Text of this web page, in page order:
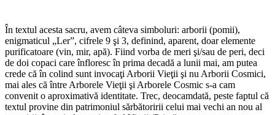
În textul acesta sacru, avem câteva simboluri: arborii (pomii),
enigmaticul „Ler”, cifrele 9 şi 3, definind, aparent, doar elemente
purificatoare (vin, mir, apă). Fiind vorba de meri şi/sau de peri, deci
de doi copaci care înfloresc în prima decadă a lunii mai, am putea
crede că în colind sunt invocaţi Arborii Vieţii şi nu Arborii Cosmici,
mai ales că între Arborele Vieţii şi Arborele Cosmic s-a cam
convenit o aproximativă identitate. Trec, deocamdată, peste faptul că
textul provine din patrimoniul sărbătoririi celui mai vechi an nou al